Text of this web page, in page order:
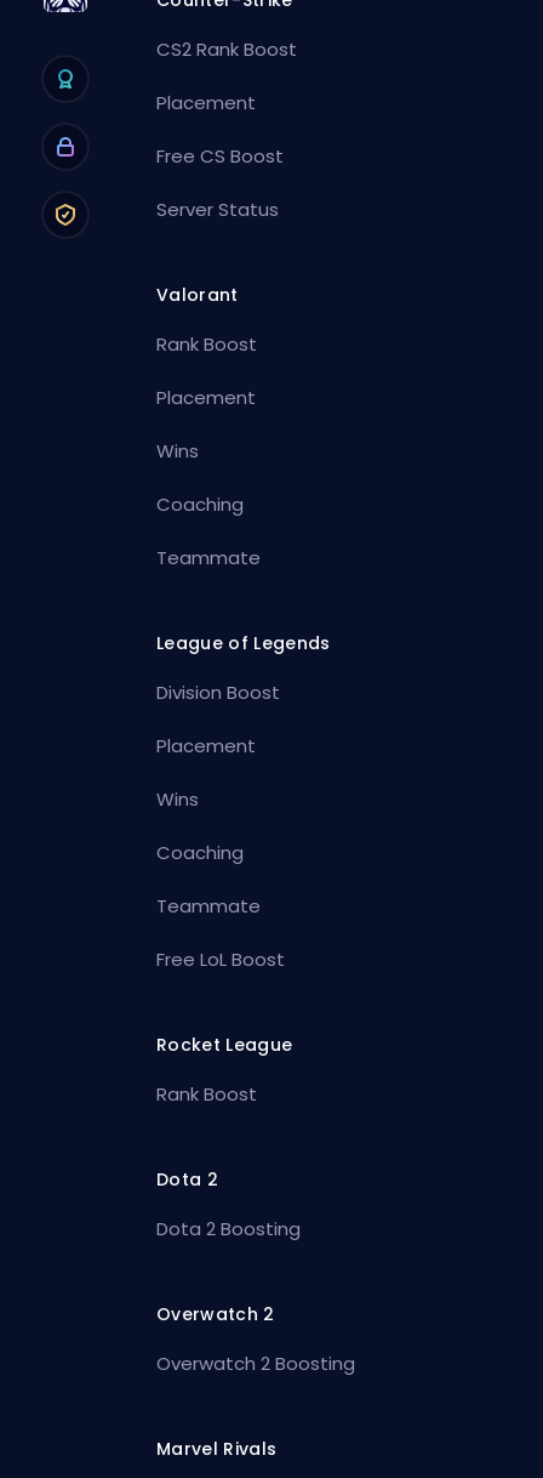
CS2 Rank Boost
Placement
Free CS Boost
Server Status
Valorant
Rank Boost
Placement
Wins
Coaching
Teammate
League of Legends
Division Boost
Placement
Wins
Coaching
Teammate
Free LoL Boost
Rocket League
Rank Boost
Dota 2
Dota 2 Boosting
Overwatch 2
Overwatch 2 Boosting
Marvel Rivals